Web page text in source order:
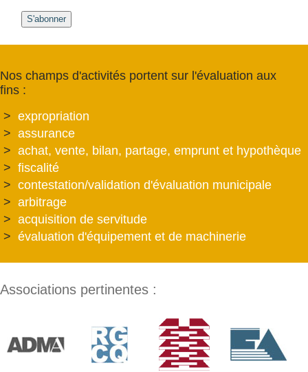
S'abonner
Nos champs d'activités portent sur l'évaluation aux
fins :
expropriation
assurance
achat, vente, bilan, partage, emprunt et hypothèque
fiscalité
contestation/validation d'évaluation municipale
arbitrage
acquisition de servitude
évaluation d'équipement et de machinerie
Associations pertinentes :